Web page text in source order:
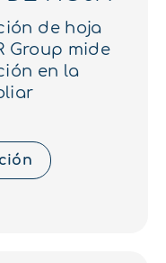
de hoja
Group mide
en la